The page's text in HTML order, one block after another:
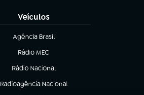
Veículos
Agência Brasil
(abre em nova aba)
Rádio MEC
Rádio Nacional
(abre em nova aba)
Radioagência Nacional
(abre em nova aba)